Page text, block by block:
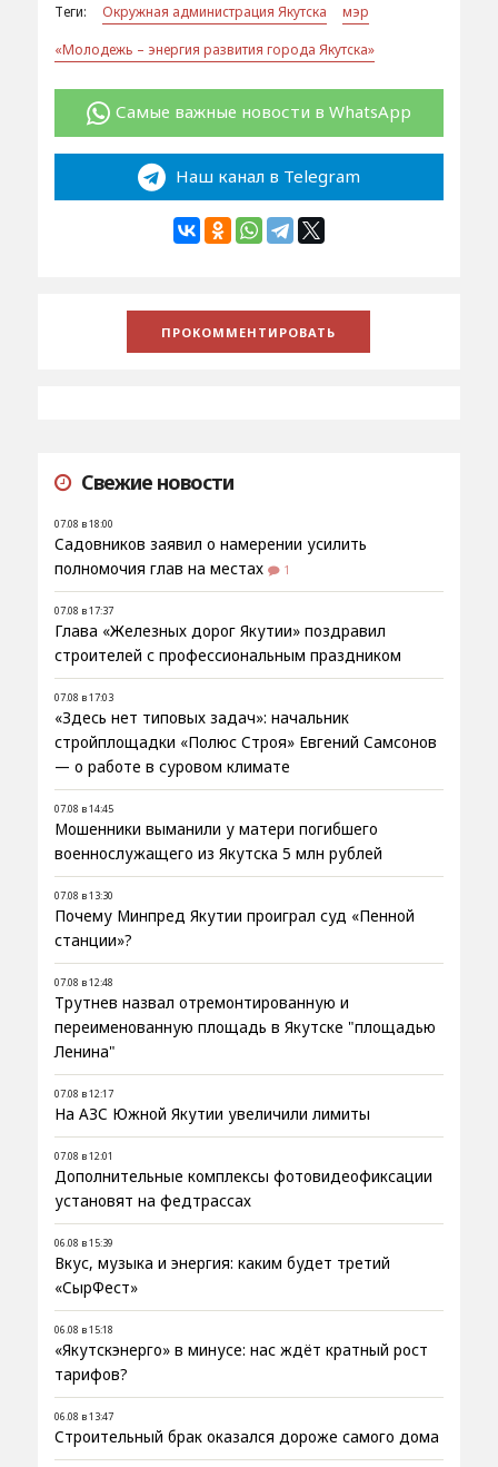
Теги: Окружная администрация Якутска
мэр
«Молодежь – энергия развития города Якутска»
Самые важные новости в WhatsApp
Наш канал в Telegram
Свежие новости
07.08 в 18:00
Садовников заявил о намерении усилить
полномочия глав на местах
1
07.08 в 17:37
Глава «Железных дорог Якутии» поздравил
строителей с профессиональным праздником
07.08 в 17:03
«Здесь нет типовых задач»: начальник
стройплощадки «Полюс Строя» Евгений Самсонов
— о работе в суровом климате
07.08 в 14:45
Мошенники выманили у матери погибшего
военнослужащего из Якутска 5 млн рублей
07.08 в 13:30
Почему Минпред Якутии проиграл суд «Пенной
станции»?
07.08 в 12:48
Трутнев назвал отремонтированную и
переименованную площадь в Якутске "площадью
Ленина"
07.08 в 12:17
На АЗС Южной Якутии увеличили лимиты
07.08 в 12:01
Дополнительные комплексы фотовидеофиксации
установят на федтрассах
06.08 в 15:39
Вкус, музыка и энергия: каким будет третий
«СырФест»
06.08 в 15:18
«Якутскэнерго» в минусе: нас ждёт кратный рост
тарифов?
06.08 в 13:47
Строительный брак оказался дороже самого дома